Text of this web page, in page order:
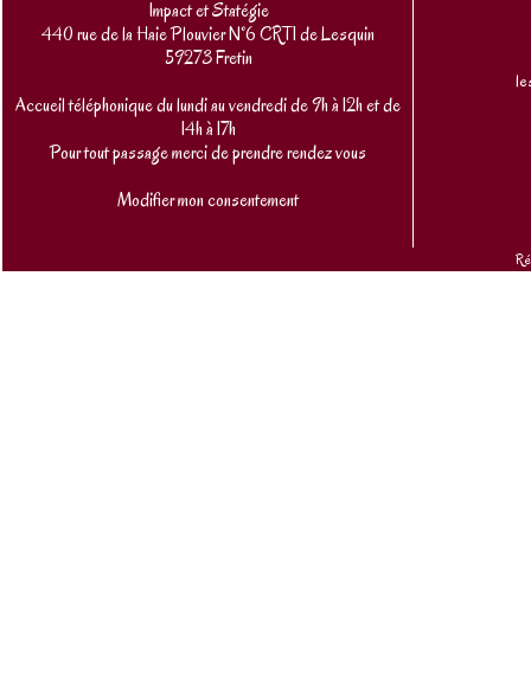
Impact et Statégie
440 rue de la Haie Plouvier N°6 CRT1 de Lesquin
59273 Fretin
Accueil téléphonique du lundi au vendredi de 9h à 12h et de
14h à 17h
Pour tout passage merci de prendre rendez vous
Modifier mon consentement